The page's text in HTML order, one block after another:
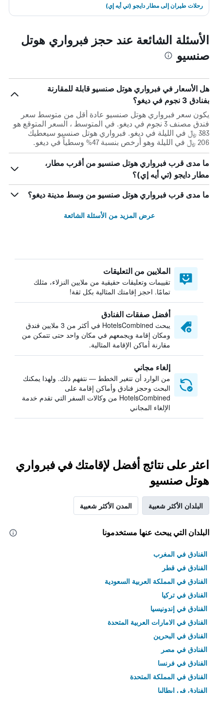
رحلات طيران إلى مطار دايجو (تي أيه إي)
الأسئلة الشائعة عند حجز فبرواري هوتل
صنسيو
هل الأسعار في فبرواري هوتل صنسيو قابلة للمقارنة
بفنادق 3 نجوم في ديغو؟
يكون سعر فبرواري هوتل صنسيو عادة أقل من متوسط ​​سعر
فندق مصنف 3 نجوم في ديغو. في المتوسط ، السعر المتوقع هو
383 ﷼ في الليلة في ديغو. فبرواري هوتل صنسيو سيعطيك
206 ﷼ في الليلة وهو أرخص بنسبة 47% وسطياً في ديغو.
ما مدى قرب فبرواري هوتل صنسيو من أقرب مطار،
مطار دايجو (تي أيه إي)؟
ما مدى قرب فبرواري هوتل صنسيو من وسط مدينة ديغو؟
عرض المزيد من الأسئلة الشائعة
الملايين من التعليقات
تقييمات وتعليقات حقيقية من ملايين النزلاء، مثلك
تمامًا. احجز إقامتك المثالية بكل ثقة!
أفضل صفقات الفنادق
يبحث HotelsCombined في أكثر من 3 ملايين فندق
ومكان إقامة ويجمعهم في مكان واحد حتى تتمكن من
مقارنة أماكن الإقامة المثالية.
إلغاء مجاني
من الوارد أن تتغير الخطط — نتفهم ذلك. ولهذا يمكنك
البحث وحجز فنادق وأماكن إقامة على
HotelsCombined من وكالات السفر التي تقدم خدمة
الإلغاء المجاني
اعثر على نتائج أفضل لإقامتك في فبرواري
هوتل صنسيو
البلدان الأكثر شعبية المدن الأكثر شعبية
البلدان التي يبحث عنها مستخدمونا
الفنادق في المغرب
الفنادق في قطر
الفنادق في المملكة العربية السعودية
الفنادق في تركيا
الفنادق في إندونيسيا
الفنادق في الامارات العربية المتحدة
الفنادق في البحرين
الفنادق في مصر
الفنادق في فرنسا
الفنادق في المملكة المتحدة
الفنادق في إيطاليا